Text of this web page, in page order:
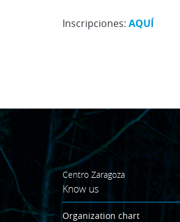
Inscripciones: AQUÍ
Centro Zaragoza
Know us
Organization chart